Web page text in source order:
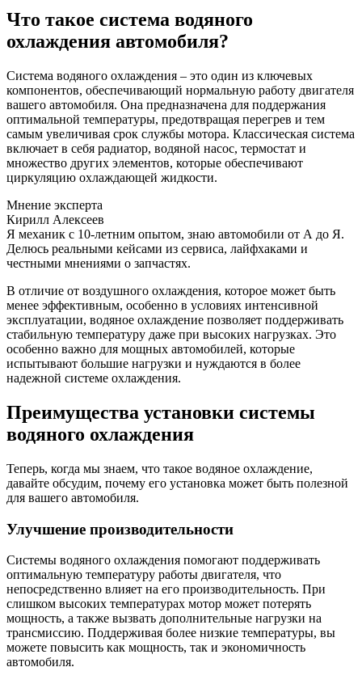
Что такое система водяного
охлаждения автомобиля?
Система водяного охлаждения – это один из ключевых
компонентов, обеспечивающий нормальную работу двигателя
вашего автомобиля. Она предназначена для поддержания
оптимальной температуры, предотвращая перегрев и тем
самым увеличивая срок службы мотора. Классическая система
включает в себя радиатор, водяной насос, термостат и
множество других элементов, которые обеспечивают
циркуляцию охлаждающей жидкости.
Мнение эксперта
Кирилл Алексеев
Я механик с 10-летним опытом, знаю автомобили от А до Я.
Делюсь реальными кейсами из сервиса, лайфхаками и
честными мнениями о запчастях.
В отличие от воздушного охлаждения, которое может быть
менее эффективным, особенно в условиях интенсивной
эксплуатации, водяное охлаждение позволяет поддерживать
стабильную температуру даже при высоких нагрузках. Это
особенно важно для мощных автомобилей, которые
испытывают большие нагрузки и нуждаются в более
надежной системе охлаждения.
Преимущества установки системы
водяного охлаждения
Теперь, когда мы знаем, что такое водяное охлаждение,
давайте обсудим, почему его установка может быть полезной
для вашего автомобиля.
Улучшение производительности
Системы водяного охлаждения помогают поддерживать
оптимальную температуру работы двигателя, что
непосредственно влияет на его производительность. При
слишком высоких температурах мотор может потерять
мощность, а также вызвать дополнительные нагрузки на
трансмиссию. Поддерживая более низкие температуры, вы
можете повысить как мощность, так и экономичность
автомобиля.